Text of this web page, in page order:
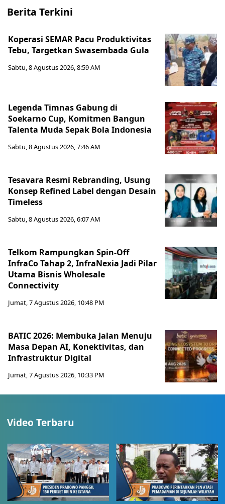
Berita Terkini
Koperasi SEMAR Pacu Produktivitas
Tebu, Targetkan Swasembada Gula
Sabtu, 8 Agustus 2026, 8:59 AM
Legenda Timnas Gabung di
Soekarno Cup, Komitmen Bangun
Talenta Muda Sepak Bola Indonesia
Sabtu, 8 Agustus 2026, 7:46 AM
Tesavara Resmi Rebranding, Usung
Konsep Refined Label dengan Desain
Timeless
Sabtu, 8 Agustus 2026, 6:07 AM
Telkom Rampungkan Spin-Off
InfraCo Tahap 2, InfraNexia Jadi Pilar
Utama Bisnis Wholesale
Connectivity
Jumat, 7 Agustus 2026, 10:48 PM
BATIC 2026: Membuka Jalan Menuju
Masa Depan AI, Konektivitas, dan
Infrastruktur Digital
Jumat, 7 Agustus 2026, 10:33 PM
Video Terbaru